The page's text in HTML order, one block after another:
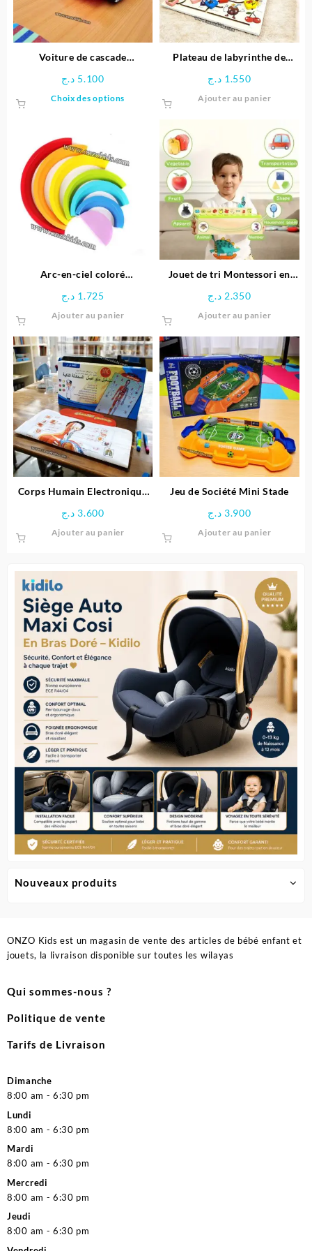
Nouveaux produits
choisies
choisies
sur
la
page
Voiture de cascade
5.100 د.ج
Choix des options
plusieurs
variations.
options
peuvent
choisies
Plateau de labyrinthe de
Space Boy
1.550 د.ج
Ajouter au panier
Arc-en-ciel coloré
1.725 د.ج
Ajouter au panier
Jouet de tri Montessori en
2.350 د.ج
Ajouter au panier
Corps Humain Electronique
3.600 د.ج
Ajouter au panier
Jeu de Société Mini Stade
3.900 د.ج
Ajouter au panier
ONZO Kids est un magasin de vente des articles de bébé enfant et
jouets, la livraison disponible sur toutes les wilayas
Qui sommes-nous ?
Politique de vente
Tarifs de Livraison
Dimanche
8:00 am - 6:30 pm
Lundi
8:00 am - 6:30 pm
Mardi
8:00 am - 6:30 pm
Mercredi
8:00 am - 6:30 pm
Jeudi
8:00 am - 6:30 pm